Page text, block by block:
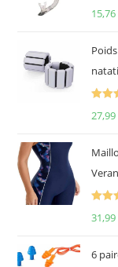
15,76
27,99
31,99
6